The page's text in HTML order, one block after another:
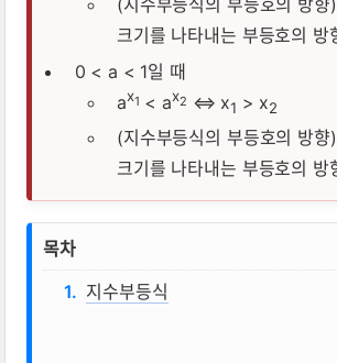
크기를 나타내는 부등호의 방
0 < a < 1일 때
ax1 < ax2 ⇔ x1 > x2
(지수부등식의 부등호의 방향
크기를 나타내는 부등호의 방
지수부등식, 지수부등식
목차
지수부등식